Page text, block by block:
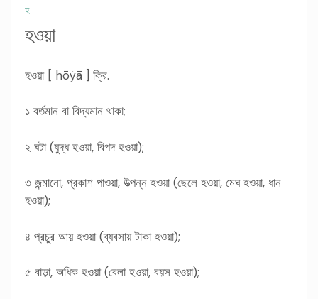
হ
হওয়া
হওয়া [ hōẏā ] ক্রি.
১ বর্তমান বা বিদ্যমান থাকা;
২ ঘটা (যুদ্ধ হওয়া, বিপদ হওয়া);
৩ জন্মানো, প্রকাশ পাওয়া, উত্পন্ন হওয়া (ছেলে হওয়া, মেঘ হওয়া, ধান
হওয়া);
৪ প্রচুর আয় হওয়া (ব্যবসায় টাকা হওয়া);
৫ বাড়া, অধিক হওয়া (বেলা হওয়া, বয়স হওয়া);